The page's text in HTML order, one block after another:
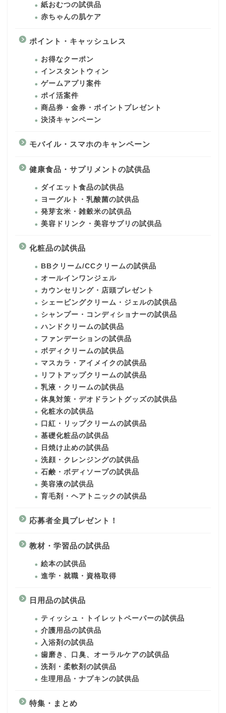
紙おむつの試供品
赤ちゃんの肌ケア
ポイント・キャッシュレス
お得なクーポン
インスタントウィン
ゲームアプリ案件
ポイ活案件
商品券・金券・ポイントプレゼント
決済キャンペーン
モバイル・スマホのキャンペーン
健康食品・サプリメントの試供品
ダイエット食品の試供品
ヨーグルト・乳酸菌の試供品
発芽玄米・雑穀米の試供品
美容ドリンク・美容サプリの試供品
化粧品の試供品
BBクリーム/CCクリームの試供品
オールインワンジェル
カウンセリング・店頭プレゼント
シェービングクリーム・ジェルの試供品
シャンプー・コンディショナーの試供品
ハンドクリームの試供品
ファンデーションの試供品
ボディクリームの試供品
マスカラ・アイメイクの試供品
リフトアップクリームの試供品
乳液・クリームの試供品
体臭対策・デオドラントグッズの試供品
化粧水の試供品
口紅・リップクリームの試供品
基礎化粧品の試供品
日焼け止めの試供品
洗顔・クレンジングの試供品
石鹸・ボディソープの試供品
美容液の試供品
育毛剤・ヘアトニックの試供品
応募者全員プレゼント！
教材・学習品の試供品
絵本の試供品
進学・就職・資格取得
日用品の試供品
ティッシュ・トイレットペーパーの試供品
介護用品の試供品
入浴剤の試供品
歯磨き、口臭、オーラルケアの試供品
洗剤・柔軟剤の試供品
生理用品・ナプキンの試供品
特集・まとめ